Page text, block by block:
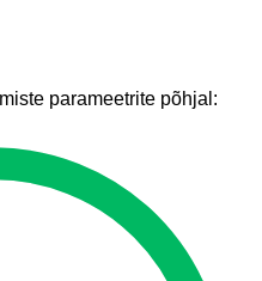
parameetrite põhjal: